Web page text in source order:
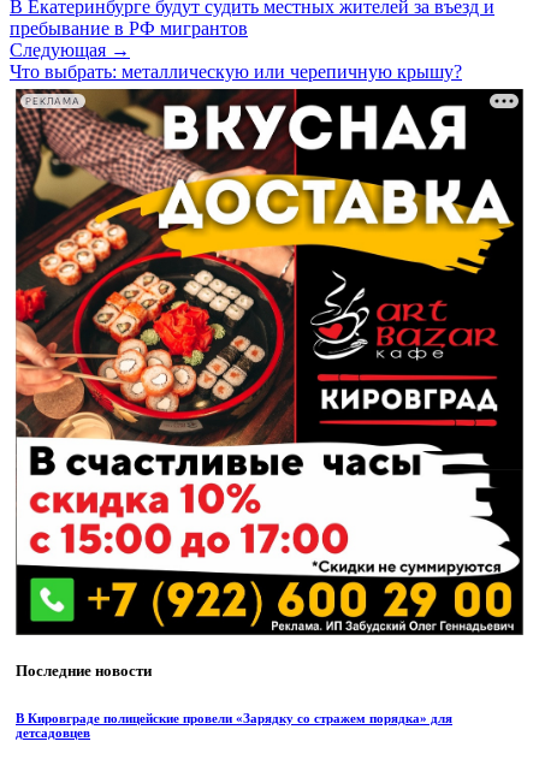
В Екатеринбурге будут судить местных жителей за въезд и
пребывание в РФ мигрантов
Следующая →
Что выбрать: металлическую или черепичную крышу?
РЕКЛАМА
Последние новости
В Кировграде полицейские провели «Зарядку со стражем порядка» для
детсадовцев